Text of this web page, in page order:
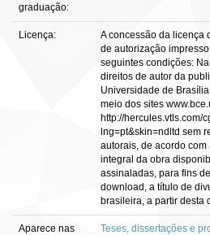
graduação:
Licença:
A concessão da licença
de autorização
seguintes condições:
direitos de autor da
Universidade de
meio dos sites
http://hercules.vtls.com/
lng=pt&skin=ndltd sem
autorais, de acordo com
integral da obra
assinaladas, para fins
download, a título de
brasileira, a partir desta
Aparece nas
Teses, dissertações e